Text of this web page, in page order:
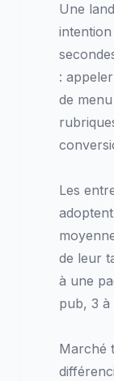
Une
:
de
Les
de leur
à une
pub, 3 à
Marché